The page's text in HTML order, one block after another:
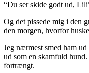
“Du ser skide godt ud,
Og det pissede mig i den
den morgen, hvorfor
Jeg nærmest smed ham
ud som en skamfuld
fortrængt.